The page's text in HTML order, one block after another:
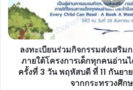
อง
ไฮ
ขาม
เปี้ย
สำนักงาน
พื้นที่
เสริม
การ
อ่าน
สัปดาห์
ภาย
ลงทะเบียนร่วมกิจกรรมส่งเสริม
ภายใต้โครงการเด็กทุกคนอ่าน
ครั้งที่ 3 วัน พฤหัสบดี ที่ 11 กันยา
จากกระทรวงศึก